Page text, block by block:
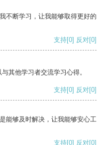
不断学习，让我能够取得更好的
支持[0] 反对[0]
其他学习者交流学习心得。
支持[0] 反对[0]
能够及时解决，让我能够安心工
支持[0] 反对[0]